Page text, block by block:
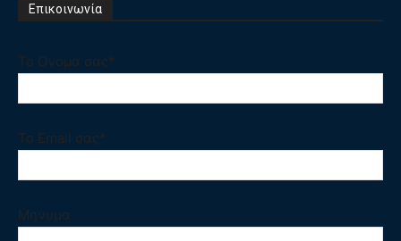
Επικοινωνία
Το Ονομα σας*
Το Email σας*
Μηνυμα